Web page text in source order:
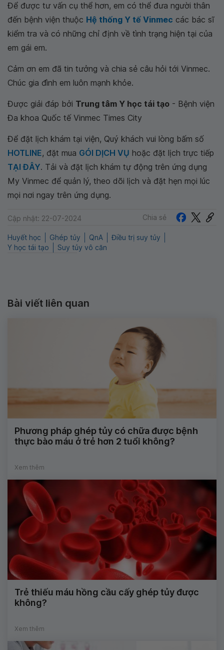
Để được tư vấn cụ thể hơn, em có thể đưa người thân
đến bệnh viện thuộc Hệ thống Y tế Vinmec các bác sĩ
kiểm tra và có những chỉ định về tình trạng hiện tại của
em gái em.
Cảm ơn em đã tin tưởng và chia sẻ câu hỏi tới Vinmec.
Chúc gia đình em luôn mạnh khỏe.
Được giải đáp bởi Trung tâm Y học tái tạo - Bệnh viện
Đa khoa Quốc tế Vinmec Times City
Để đặt lịch khám tại viện, Quý khách vui lòng bấm số
HOTLINE, đặt mua GÓI DỊCH VỤ hoặc đặt lịch trực tiếp
TẠI ĐÂY. Tải và đặt lịch khám tự động trên ứng dụng
My Vinmec để quản lý, theo dõi lịch và đặt hẹn mọi lúc
mọi nơi ngay trên ứng dụng.
Cập nhật: 22-07-2024 Chia sẻ
Huyết học Ghép tủy QnA
Điều trị suy tủy
Y học tái tạo
Suy tủy vô căn
Bài viết liên quan
Phương pháp ghép tủy có chữa được bệnh
thực bào máu ở trẻ hơn 2 tuổi không?
Xem thêm
Trẻ thiếu máu hồng cầu cấy ghép tủy được
không?
Xem thêm